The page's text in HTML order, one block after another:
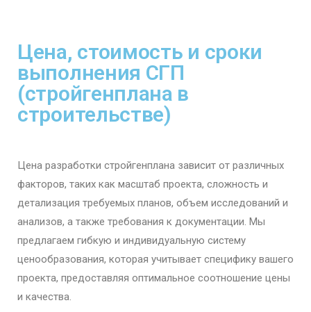
Цена, стоимость и сроки
выполнения СГП
(стройгенплана в
строительстве)
Цена разработки стройгенплана зависит от различных
факторов, таких как масштаб проекта, сложность и
детализация требуемых планов, объем исследований и
анализов, а также требования к документации. Мы
предлагаем гибкую и индивидуальную систему
ценообразования, которая учитывает специфику вашего
проекта, предоставляя оптимальное соотношение цены
и качества.